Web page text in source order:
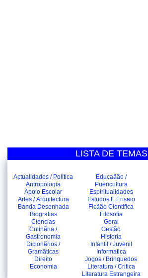
LISTA DE TEMAS
Actualidades / Politica
Antropologia
Apoio Escolar
Artes / Arquitectura
Banda Desenhada
Biografias
Ciencias
Culinãria /
Gastronomia
Dicionãrios /
Gramãticas
Direito
Economia
Educaãão /
Puericultura
Espiritualidades
Estudos E Ensaio
Ficãão Cientifica
Filosofia
Geral
Gestão
Historia
Infantil / Juvenil
Informatica
Jogos / Brinquedos
Literatura / Critica
Literatura Estrangeira